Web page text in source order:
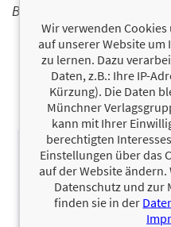
BÜCHER
Wir verwenden
auf unserer Website um
zu lernen. Dazu
Daten, z.B.: Ihre IP-
Kürzung). Die Daten
Münchner
kann mit Ihrer
berechtigten
Einstellungen über das
auf der Website
Datenschutz und zur
finden sie in der